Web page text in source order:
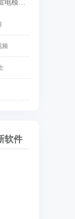
雷电模拟器
频
软件